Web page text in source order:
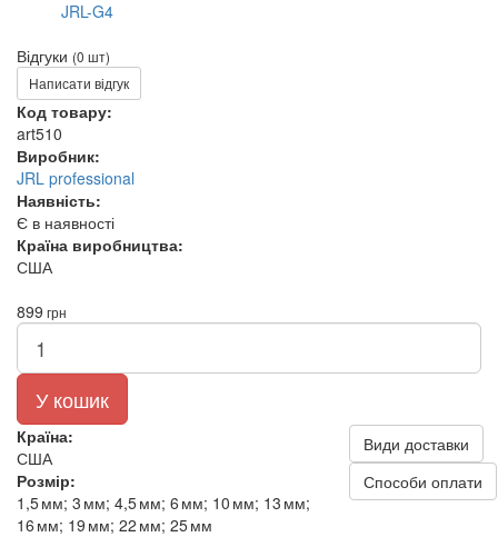
Відгуки (0 шт)
Написати відгук
Код товару:
art510
Виробник:
JRL professional
Наявність:
Є в наявності
Країна виробництва:
США
899 грн
У кошик
Країна:
США
Розмір:
1,5 мм; 3 мм; 4,5 мм; 6 мм; 10 мм; 13 мм;
16 мм; 19 мм; 22 мм; 25 мм
Види доставки
Способи оплати